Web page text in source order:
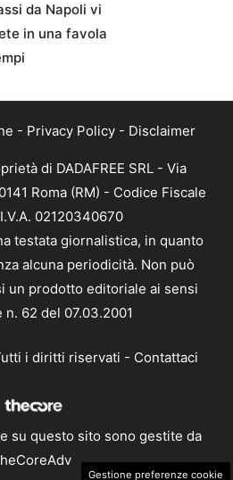
da Napoli vi
in una favola
- Privacy Policy - Disclaimer
di DADAFREE SRL - Via
Roma (RM) - Codice Fiscale
02120340670
testata giornalistica, in quanto
alcuna periodicità. Non può
un prodotto editoriale ai sensi
62 del 07.03.2001
i diritti riservati - Contattaci
su questo sito sono gestite da
Gestione preferenze cookie